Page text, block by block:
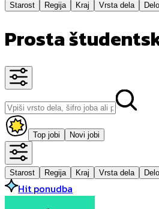
Starost Regija Kraj Vrsta dela
Prosta
Top jobi Novi jobi
Starost Regija Kraj Vrsta dela
Hit ponudba